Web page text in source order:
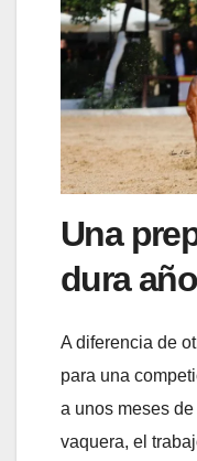
Una
dura
A diferencia de
para una
a unos meses
vaquera, el